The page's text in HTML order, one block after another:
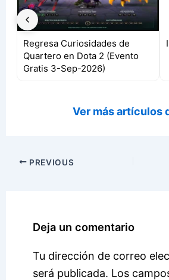
Regresa Curiosidades de
Quartero en Dota 2 (Evento
Gratis 3-Sep-2026)
Ver más artículos
PREVIOUS
Deja un comentario
Tu dirección de correo
será publicada. Los